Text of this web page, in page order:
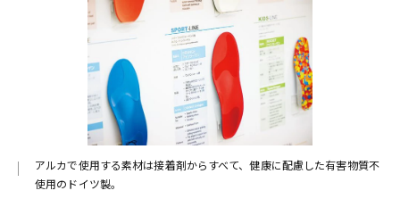
アルカで使用する素材は接着剤からすべて、健康に配慮した有害物質不
使用のドイツ製。